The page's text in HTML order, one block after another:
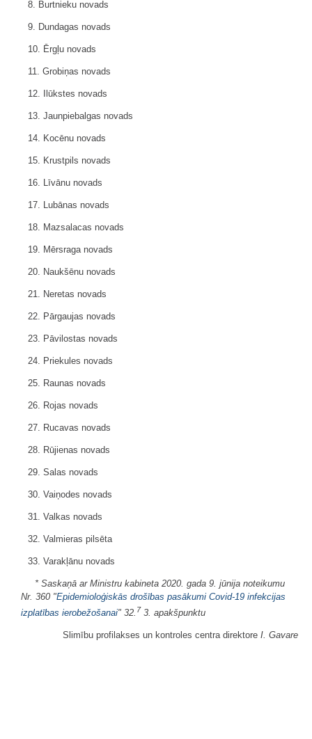
8. Burtnieku novads
9. Dundagas novads
10. Ērgļu novads
11. Grobiņas novads
12. Ilūkstes novads
13. Jaunpiebalgas novads
14. Kocēnu novads
15. Krustpils novads
16. Līvānu novads
17. Lubānas novads
18. Mazsalacas novads
19. Mērsraga novads
20. Naukšēnu novads
21. Neretas novads
22. Pārgaujas novads
23. Pāvilostas novads
24. Priekules novads
25. Raunas novads
26. Rojas novads
27. Rucavas novads
28. Rūjienas novads
29. Salas novads
30. Vaiņodes novads
31. Valkas novads
32. Valmieras pilsēta
33. Varakļānu novads
* Saskaņā ar Ministru kabineta 2020. gada 9. jūnija noteikumu
Nr. 360 "Epidemioloģiskās drošības pasākumi Covid-19 infekcijas
izplatības ierobežošanai" 32. 7 3. apakšpunktu
Slimību profilakses un kontroles centra direktore I. Gavare